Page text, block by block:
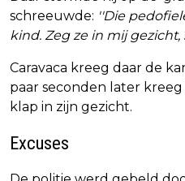
schreeuwde: ''Die
kind. Zeg ze in mij gezicht,
Caravaca kreeg daar de
paar seconden later
klap in zijn gezicht.
Excuses